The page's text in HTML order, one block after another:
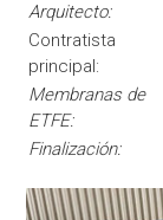
Arquitecto:
Contratista
principal:
Membranas de
ETFE:
Finalización: